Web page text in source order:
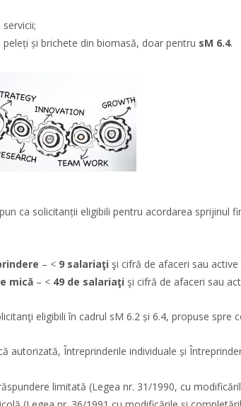
peleți și brichete din biomasă, doar pentru sM 6.4.
ca solicitanții eligibili pentru acordarea sprijinul
– < 9 salariaţi şi cifră de afaceri sau
mică – < 49 de salariaţi şi cifră de afaceri sau
eligibili în cadrul sM 6.2 și 6.4, propuse
autorizată, Întreprinderile individuale și
limitată (Legea nr. 31/1990, cu